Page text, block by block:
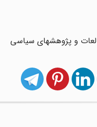
و پژوهشهای سیاسی